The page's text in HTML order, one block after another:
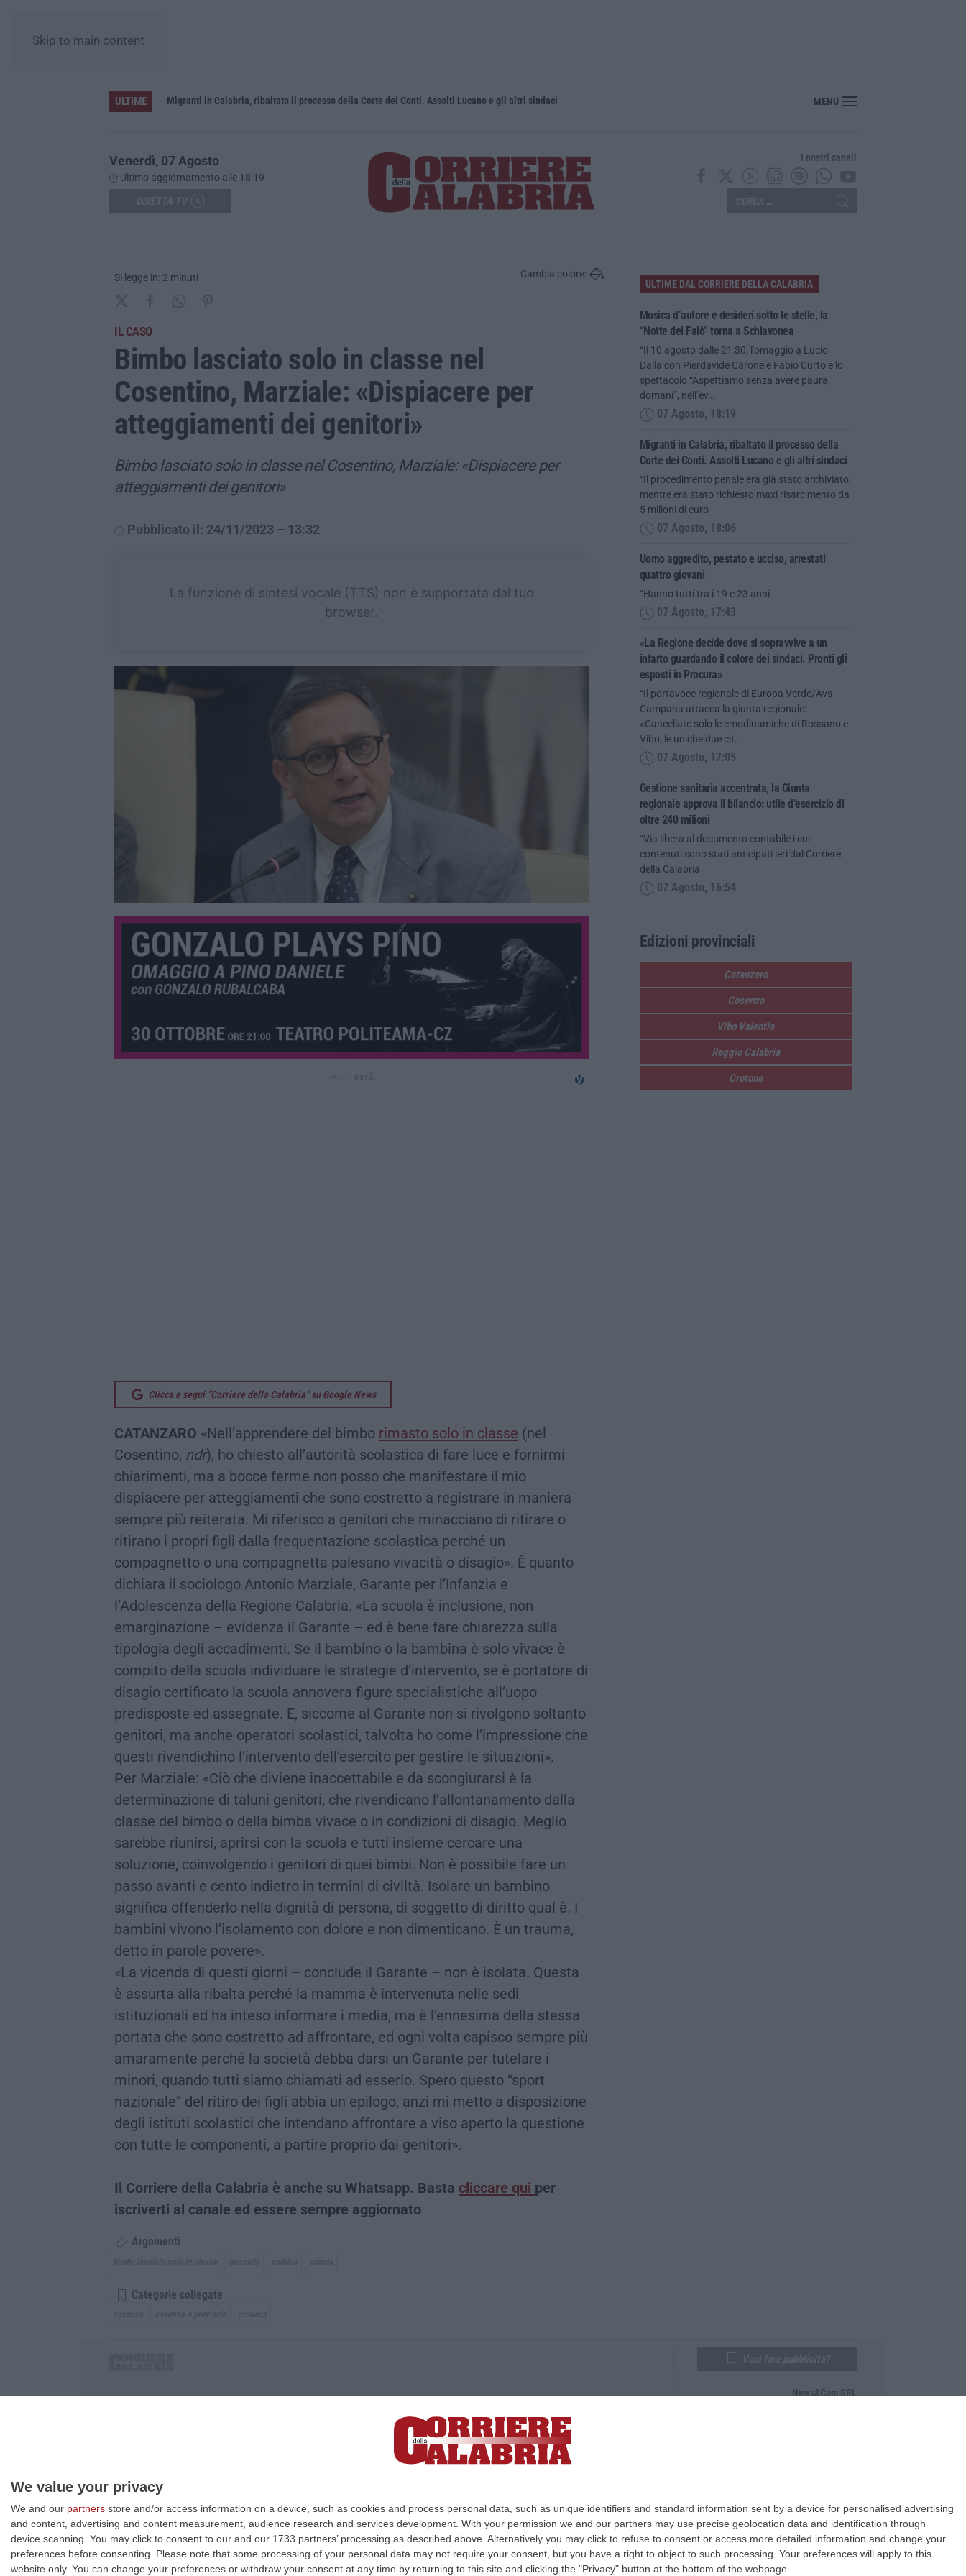
We value your privacy
We and our partners store and/or access information on a device, such as cookies and process personal data, such as unique identifiers and standard information sent by a device for personalised advertising
and content, advertising and content measurement, audience research and services development. With your permission we and our partners may use precise geolocation data and identification through
device scanning. You may click to consent to our and our 1733 partners’ processing as described above. Alternatively you may click to refuse to consent or access more detailed information and change your
preferences before consenting.
Please note that some processing of your personal data may not require your consent, but you have a right to object to such processing. Your preferences will apply to this
website only. You can change your preferences or withdraw your consent at any time by returning to this site and clicking the "Privacy" button at the bottom of the webpage.
Skip to main content
ULTIME Migranti in Calabria, ribaltato il processo della Corte dei Conti. Assolti Lucano e gli altri sindaci Uomo aggredito, pestato e ucciso, arrestati quattro giovani
MENU
Venerdì, 07 Agosto
Ultimo aggiornamento alle 18:19
I nostri canali
Si legge in: 2 minuti Cambia colore:
IL CASO
Bimbo lasciato solo in classe nel
Cosentino, Marziale: «Dispiacere per
atteggiamenti dei genitori»
Bimbo lasciato solo in classe nel Cosentino, Marziale: «Dispiacere per
atteggiamenti dei genitori»
Pubblicato il: 24/11/2023 – 13:32
La funzione di sintesi vocale (TTS) non è supportata dal tuo
browser.
Clicca e segui “Corriere della Calabria” su Google News
CATANZARO «Nell’apprendere del bimbo rimasto solo in classe (nel
Cosentino, ndr), ho chiesto all’autorità scolastica di fare luce e fornirmi
chiarimenti, ma a bocce ferme non posso che manifestare il mio
dispiacere per atteggiamenti che sono costretto a registrare in maniera
sempre più reiterata. Mi riferisco a genitori che minacciano di ritirare o
ritirano i propri figli dalla frequentazione scolastica perché un
compagnetto o una compagnetta palesano vivacità o disagio». È quanto
dichiara il sociologo Antonio Marziale, Garante per l’Infanzia e
l’Adolescenza della Regione Calabria. «La scuola è inclusione, non
emarginazione – evidenza il Garante – ed è bene fare chiarezza sulla
tipologia degli accadimenti. Se il bambino o la bambina è solo vivace è
compito della scuola individuare le strategie d’intervento, se è portatore di
disagio certificato la scuola annovera figure specialistiche all’uopo
predisposte ed assegnate. E, siccome al Garante non si rivolgono soltanto
genitori, ma anche operatori scolastici, talvolta ho come l’impressione che
questi rivendichino l’intervento dell’esercito per gestire le situazioni».
Per Marziale: «Ciò che diviene inaccettabile e da scongiurarsi è la
determinazione di taluni genitori, che rivendicano l’allontanamento dalla
classe del bimbo o della bimba vivace o in condizioni di disagio. Meglio
sarebbe riunirsi, aprirsi con la scuola e tutti insieme cercare una
soluzione, coinvolgendo i genitori di quei bimbi. Non è possibile fare un
passo avanti e cento indietro in termini di civiltà. Isolare un bambino
significa offenderlo nella dignità di persona, di soggetto di diritto qual è. I
bambini vivono l’isolamento con dolore e non dimenticano. È un trauma,
detto in parole povere».
«La vicenda di questi giorni – conclude il Garante – non è isolata. Questa
è assurta alla ribalta perché la mamma è intervenuta nelle sedi
istituzionali ed ha inteso informare i media, ma è l’ennesima della stessa
portata che sono costretto ad affrontare, ed ogni volta capisco sempre più
amaramente perché la società debba darsi un Garante per tutelare i
minori, quando tutti siamo chiamati ad esserlo. Spero questo “sport
nazionale” del ritiro dei figli abbia un epilogo, anzi mi metto a disposizione
degli istituti scolastici che intendano affrontare a viso aperto la questione
con tutte le componenti, a partire proprio dai genitori».
Il Corriere della Calabria è anche su Whatsapp. Basta cliccare qui per
iscriverti al canale ed essere sempre aggiornato
Argomenti
Categorie collegate
ULTIME DAL CORRIERE DELLA CALABRIA
Musica d’autore e desideri sotto le stelle, la
“Notte dei Falò” torna a Schiavonea
“Il 10 agosto dalle 21:30, l’omaggio a Lucio
Dalla con Pierdavide Carone e Fabio Curto e lo
spettacolo “Aspettiamo senza avere paura,
domani”, nell’ev…
07 Agosto, 18:19
Migranti in Calabria, ribaltato il processo della
Corte dei Conti. Assolti Lucano e gli altri sindaci
“Il procedimento penale era già stato archiviato,
mentre era stato richiesto maxi risarcimento da
5 milioni di euro
07 Agosto, 18:06
Uomo aggredito, pestato e ucciso, arrestati
quattro giovani
“Hanno tutti tra i 19 e 23 anni
07 Agosto, 17:43
«La Regione decide dove si sopravvive a un
infarto guardando il colore dei sindaci. Pronti gli
esposti in Procura»
“Il portavoce regionale di Europa Verde/Avs
Campana attacca la giunta regionale:
«Cancellate solo le emodinamiche di Rossano e
Vibo, le uniche due cit…
07 Agosto, 17:05
Gestione sanitaria accentrata, la Giunta
regionale approva il bilancio: utile d’esercizio di
oltre 240 milioni
“Via libera al documento contabile i cui
contenuti sono stati anticipati ieri dal Corriere
della Calabria
07 Agosto, 16:54
Edizioni provinciali
Catanzaro
Cosenza
Vibo Valentia
Reggio Calabria
Crotone
P.IVA. 03199620794, Via del mare 6/G, S.Eufemia, Lamezia Terme (CZ)
Iscrizione tribunale di Lamezia Terme 5/2011 - Direttore responsabile Paola Militano |Privacy
News&Com SRL
Design: cfweb